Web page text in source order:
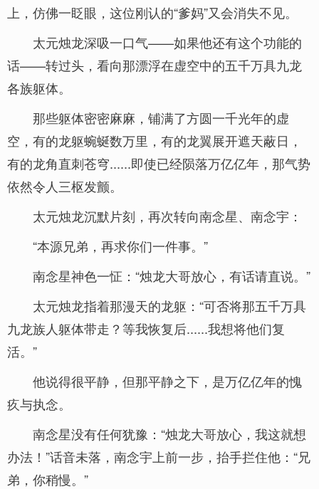
上，仿佛一眨眼，这位刚认的“爹妈”又会消失不见。
太元烛龙深吸一口气——如果他还有这个功能的
话——转过头，看向那漂浮在虚空中的五千万具九龙
各族躯体。
那些躯体密密麻麻，铺满了方圆一千光年的虚
空，有的龙躯蜿蜒数万里，有的龙翼展开遮天蔽日，
有的龙角直刺苍穹......即使已经陨落万亿亿年，那气势
依然令人三枢发颤。
太元烛龙沉默片刻，再次转向南念星、南念宇：
“本源兄弟，再求你们一件事。”
南念星神色一怔：“烛龙大哥放心，有话请直说。”
太元烛龙指着那漫天的龙躯：“可否将那五千万具
九龙族人躯体带走？等我恢复后......我想将他们复
活。”
他说得很平静，但那平静之下，是万亿亿年的愧
疚与执念。
南念星没有任何犹豫：“烛龙大哥放心，我这就想
办法！”话音未落，南念宇上前一步，抬手拦住他：“兄
弟，你稍慢。”